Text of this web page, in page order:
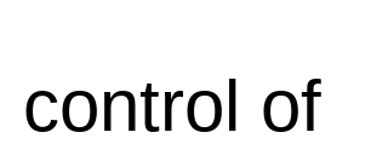
control of